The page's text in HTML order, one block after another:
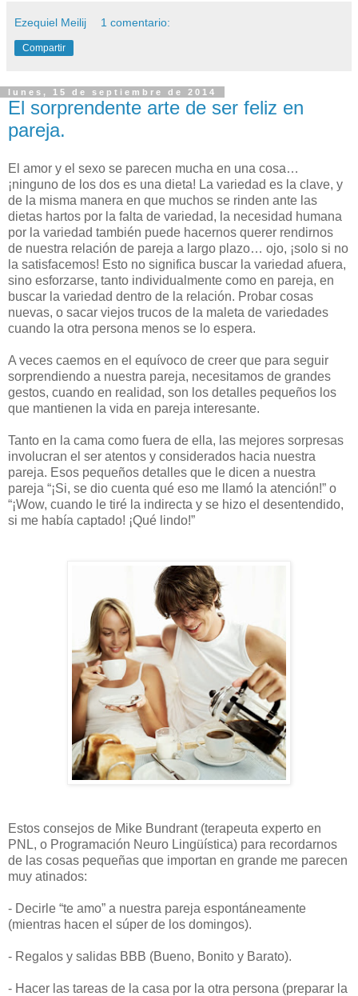
Ezequiel Meilij 1 comentario:
Compartir
lunes, 15 de septiembre de 2014
El sorprendente arte de ser feliz en
pareja.
El amor y el sexo se parecen mucha en una cosa…
¡ninguno de los dos es una dieta! La variedad es la clave, y
de la misma manera en que muchos se rinden ante las
dietas hartos por la falta de variedad, la necesidad humana
por la variedad también puede hacernos querer rendirnos
de nuestra relación de pareja a largo plazo… ojo, ¡solo si no
la satisfacemos! Esto no significa buscar la variedad afuera,
sino esforzarse, tanto individualmente como en pareja, en
buscar la variedad dentro de la relación. Probar cosas
nuevas, o sacar viejos trucos de la maleta de variedades
cuando la otra persona menos se lo espera.
A veces caemos en el equívoco de creer que para seguir
sorprendiendo a nuestra pareja, necesitamos de grandes
gestos, cuando en realidad, son los detalles pequeños los
que mantienen la vida en pareja interesante.
Tanto en la cama como fuera de ella, las mejores sorpresas
involucran el ser atentos y considerados hacia nuestra
pareja. Esos pequeños detalles que le dicen a nuestra
pareja “¡Si, se dio cuenta qué eso me llamó la atención!” o
“¡Wow, cuando le tiré la indirecta y se hizo el desentendido,
si me había captado! ¡Qué lindo!”
Estos consejos de Mike Bundrant (terapeuta experto en
PNL, o Programación Neuro Lingüística) para recordarnos
de las cosas pequeñas que importan en grande me parecen
muy atinados:
- Decirle “te amo” a nuestra pareja espontáneamente
(mientras hacen el súper de los domingos).
- Regalos y salidas BBB (Bueno, Bonito y Barato).
- Hacer las tareas de la casa por la otra persona (preparar la